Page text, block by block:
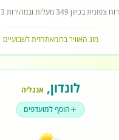
רוחצפוניתבכיוון349מעלות ובמהירות 3
מזג האוויר ברומאתחזית לשבועיים
לונדון, אנגליה
הוסף למועדפים